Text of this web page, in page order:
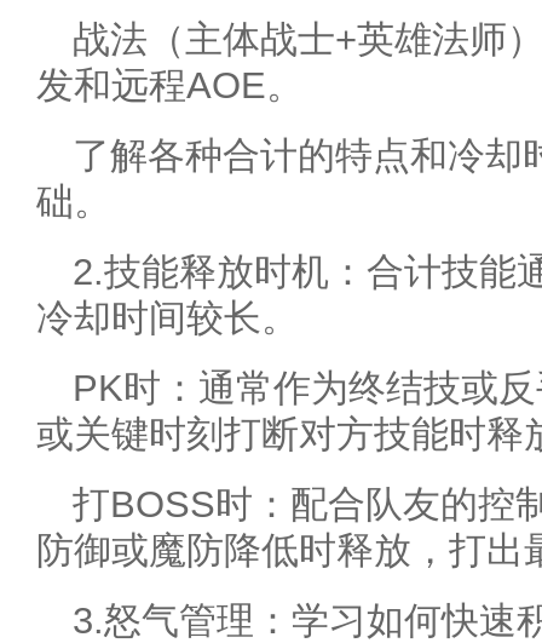
战法（主体战士+英雄法师
发和远程AOE。
了解各种合计的特点和冷却
础。
2.技能释放时机：合计技能
冷却时间较长。
PK时：通常作为终结技或
或关键时刻打断对方技能时释
打BOSS时：配合队友的控
防御或魔防降低时释放，打出
3.怒气管理：学习如何快速